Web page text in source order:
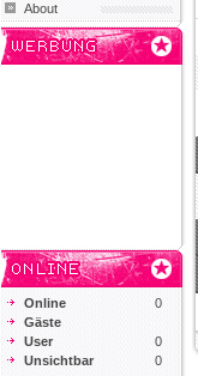
About
Online
0
Gäste
User
0
Unsichtbar
0